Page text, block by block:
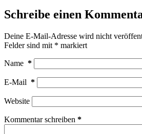
Schreibe einen
Deine E-Mail-Adresse wird nicht
Felder sind mit * markiert
Name *
E-Mail *
Website
Kommentar schreiben *